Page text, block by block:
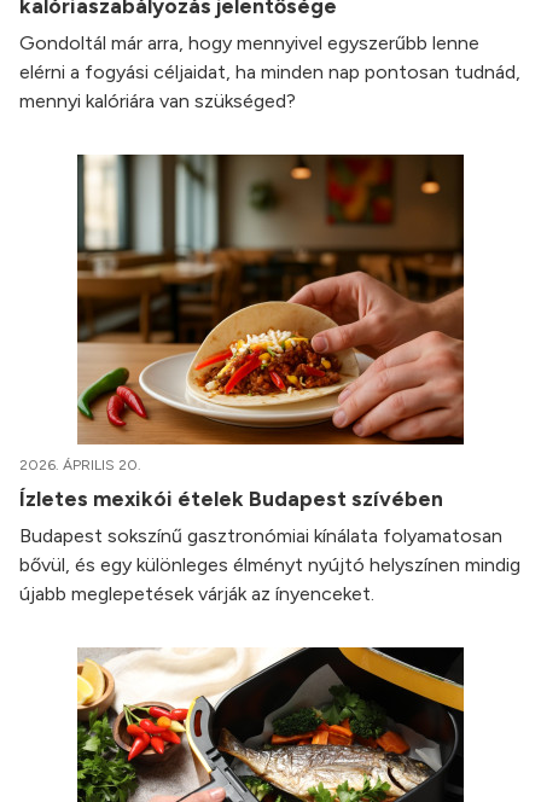
kalóriaszabályozás jelentősége
Gondoltál már arra, hogy mennyivel egyszerűbb lenne
elérni a fogyási céljaidat, ha minden nap pontosan tudnád,
mennyi kalóriára van szükséged?
2026. ÁPRILIS 20.
Ízletes mexikói ételek Budapest szívében
Budapest sokszínű gasztronómiai kínálata folyamatosan
bővül, és egy különleges élményt nyújtó helyszínen mindig
újabb meglepetések várják az ínyenceket.